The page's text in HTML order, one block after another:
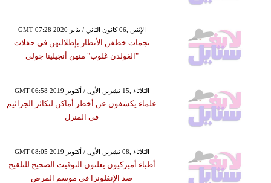
GMT 07:28 2020 الإثنين ,06 كانون الثاني / يناير
نجمات خطفن الأنظار بإطلالتهن في حفلات
"الغولدن غلوب" منهن أنجيلينا جولي
GMT 06:58 2019 الثلاثاء ,15 تشرين الأول / أكتوبر
علماء يكشفون عن أخطر أماكن لتكاثر الجراثيم
في المنزل
GMT 08:05 2019 الثلاثاء ,08 تشرين الأول / أكتوبر
أطباء أميركيون يعلنون التوقيت الصحيح للتلقيح
ضد الإنفلونزا في موسم المرض